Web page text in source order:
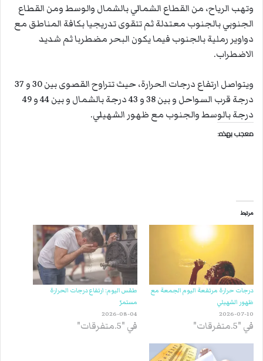
وتهب الرياح، من القطاع الشمالي بالشمال والوسط ومن القطاع
الجنوبي بالجنوب معتدلة ثم تتقوى تدريجيا بكافة المناطق مع
دواوير رملية بالجنوب فيما يكون البحر مضطربا ثم شديد
الاضطراب.
ويتواصل ارتفاع درجات الحرارة، حيث تتراوح القصوى بين 30 و 37
درجة قرب السواحل و بين 38 و 43 درجة بالشمال و بين 44 و 49
درجة بالوسط والجنوب مع ظهور الشهيلي.
معجب بهذه:
مرتبط
درجات حرارة مرتفعة اليوم الجمعة مع
ظهور الشهيلي
2026-07-10
في "5.متفرقات"
طقس اليوم: ارتفاع درجات الحرارة
مستمرّ
2026-08-04
في "5.متفرقات"